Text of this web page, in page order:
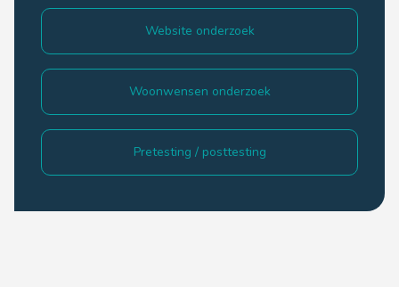
Website onderzoek
Woonwensen onderzoek
Pretesting / posttesting